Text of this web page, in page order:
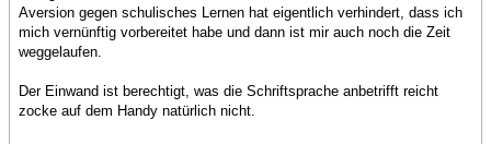
Aversion gegen schulisches Lernen hat eigentlich verhindert, dass ich
mich vernünftig vorbereitet habe und dann ist mir auch noch die Zeit
weggelaufen.
Der Einwand ist berechtigt, was die Schriftsprache anbetrifft reicht
zocke auf dem Handy natürlich nicht.